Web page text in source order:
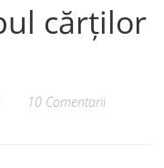
cărților
10 Comentarii